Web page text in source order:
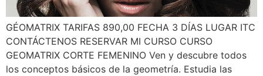
GÉOMATRIX TARIFAS 890,00 FECHA 3 DÍAS LUGAR ITC
CONTÁCTENOS RESERVAR MI CURSO CURSO
GEOMATRIX CORTE FEMENINO Ven y descubre todos
los conceptos básicos de la geometría. Estudia las